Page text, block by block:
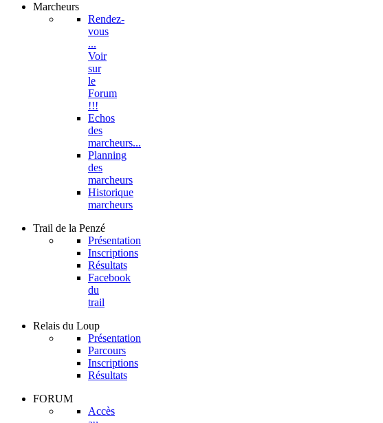
Marcheurs
Rendez-
vous
...
Voir
sur
le
Forum
!!!
Echos
des
marcheurs...
Planning
des
marcheurs
Historique
marcheurs
Trail de la Penzé
Présentation
Inscriptions
Résultats
Facebook
du
trail
Relais du Loup
Présentation
Parcours
Inscriptions
Résultats
FORUM
Accès